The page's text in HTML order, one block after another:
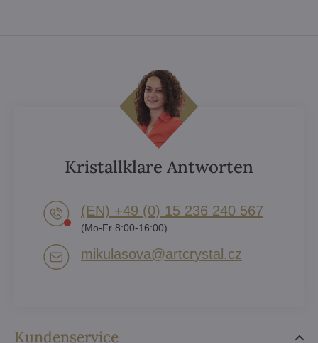
Kundenservice
Kristallklare Antworten
(EN) +49 (0) 15 236 240 567
(Mo-Fr 8:00-16:00)
mikulasova​@artcrystal​.cz